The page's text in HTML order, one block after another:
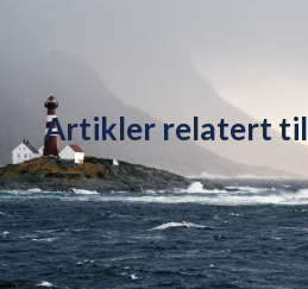
Artikler relatert til